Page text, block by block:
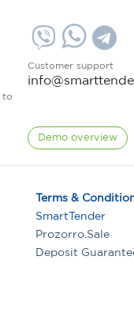
to
Customer support
Demo overview
Terms &
SmartTender
Prozorro.Sale
Deposit